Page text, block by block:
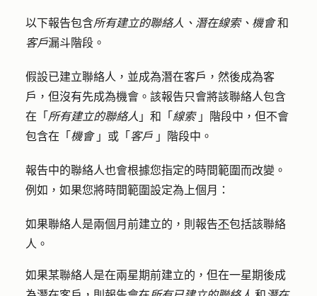
以下報告包含所有建立的聯絡人、潛在線索、機會和
客戶漏斗階段。
假設已建立聯絡人，並成為潛在客戶，然後成為客
戶，但沒有先成為機會。該報告只會將該聯絡人包含
在「 所有建立的聯絡人 」和「 線索 」階段中，但不會
包含在「 機會 」或「 客戶 」階段中。
報告中的聯絡人也會根據您指定的時間範圍而改變。
例如，如果您將時間範圍設定為上個月：
如果聯絡人是兩個月前建立的，則報告不包括該聯絡
人。
如果某聯絡人是在兩星期前建立的，但在一星期後成